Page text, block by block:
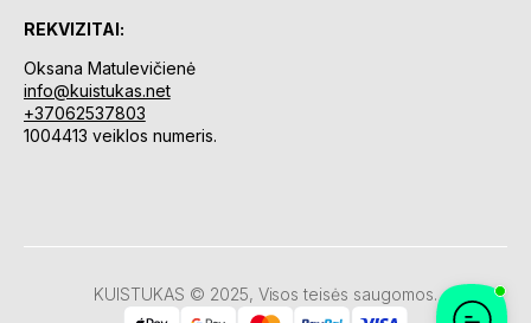
REKVIZITAI:
Oksana Matulevičienė
info@kuistukas.net
+37062537803
1004413 veiklos numeris.
KUISTUKAS © 2025, Visos teisės saugomos.